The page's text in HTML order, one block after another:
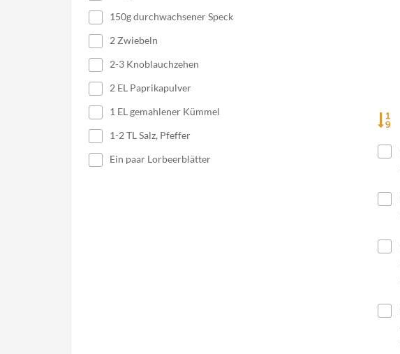
150g durchwachsener Speck
2 Zwiebeln
2-3 Knoblauchzehen
2 EL Paprikapulver
1 EL gemahlener Kümmel
1-2 TL Salz, Pfeffer
Ein paar Lorbeerblätter